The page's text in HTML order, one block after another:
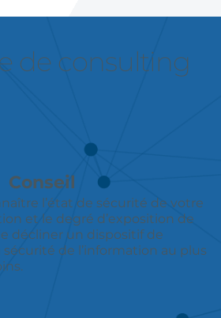
de consulting
Conseil
l’état de sécurité de votre
et le degré d’exposition de
décliner un dispositif de
de l’information au plus